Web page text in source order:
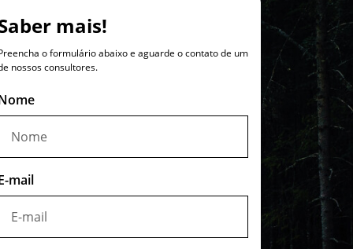
mais!
o formulário abaixo e aguarde o contato de um
nossos consultores.
mail